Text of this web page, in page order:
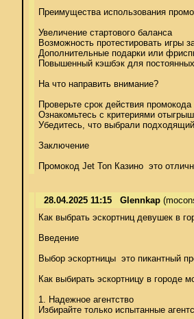
Преимущества использования
Увеличение стартового баланса
Возможность протестировать игры
Дополнительные подарки или
Повышенный кэшбэк для
На что направить внимание?
Проверьте срок действия промокода
Ознакомьтесь с критериями
Убедитесь, что выбрали
Заключение
Промокод Jet Ton Казино  это
28.04.2025 11:15 Glennkap
Как выбрать эскортниц девушек в
Введение
Выбор эскортницы  это пикантный
Как выбирать эскортницу в городе
1. Надежное агентство
Избирайте только испытанные